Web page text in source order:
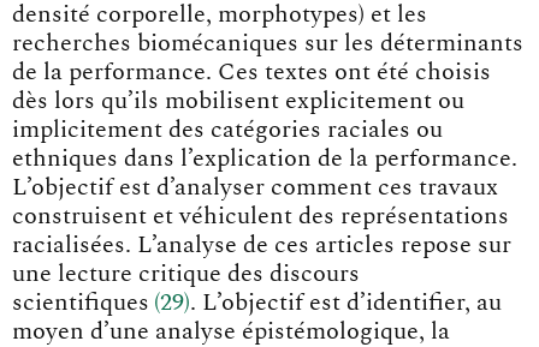
densité corporelle, morphotypes) et les
recherches biomécaniques sur les déterminants
de la performance. Ces textes ont été choisis
dès lors qu’ils mobilisent explicitement ou
implicitement des catégories raciales ou
ethniques dans l’explication de la performance.
L’objectif est d’analyser comment ces travaux
construisent et véhiculent des représentations
racialisées. L’analyse de ces articles repose sur
une lecture critique des discours
scientifiques 29 . L’objectif est d’identifier, au
moyen d’une analyse épistémologique, la